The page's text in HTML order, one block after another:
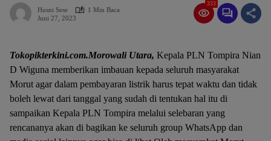
Husni Sese
1 Min Baca
Juni 27, 2023
333
Tokopikterkini.com.Morowali Utara, Kepala PLN Tompira Nian
D Wiguna memberikan imbauan kepada seluruh masyarakat
Morut agar dalam pembayaran listrik harus tepat waktu dan tidak
boleh lewat dari tanggal yang sudah di tentukan hal itu di
sampaikan Kepala PLN Tompira melalui selebaran yang
rencananya akan di bagikan ke seluruh group WhatsApp dan